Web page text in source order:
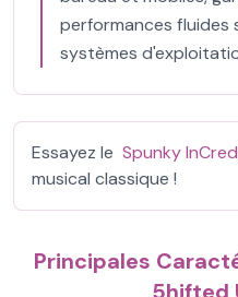
performances fluides
systèmes
Essayez le Spunky
musical classique !
Principales